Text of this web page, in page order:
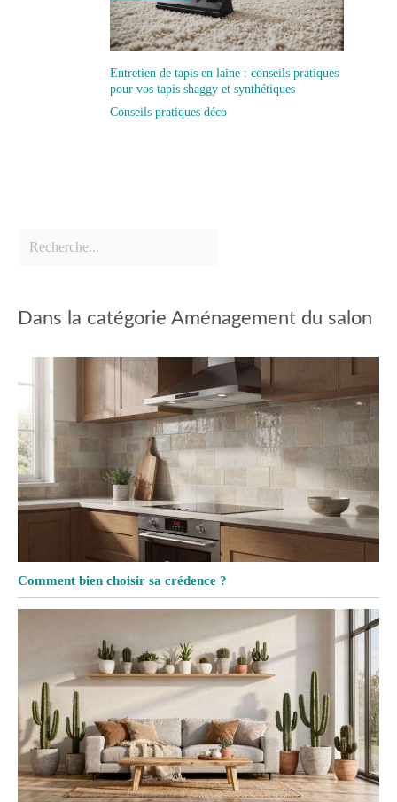
Entretien de tapis en laine : conseils pratiques
pour vos tapis shaggy et synthétiques
Conseils pratiques déco
Dans la catégorie Aménagement du salon
Comment bien choisir sa crédence ?